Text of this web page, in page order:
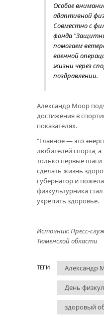
Особое
адаптивной
Совместно с
фонда
помогаем
военной
жизни через
поздравлении.
Александр Моор
достижения в
показателях.
"Главное — это
любителей спорта, а
только первые шаги
сделать жизнь
губернатор и
физкультурника
укрепить здоровье.
Источник: Пресс-
Тюменской области
ТЕГИ Александр
День
здоровый